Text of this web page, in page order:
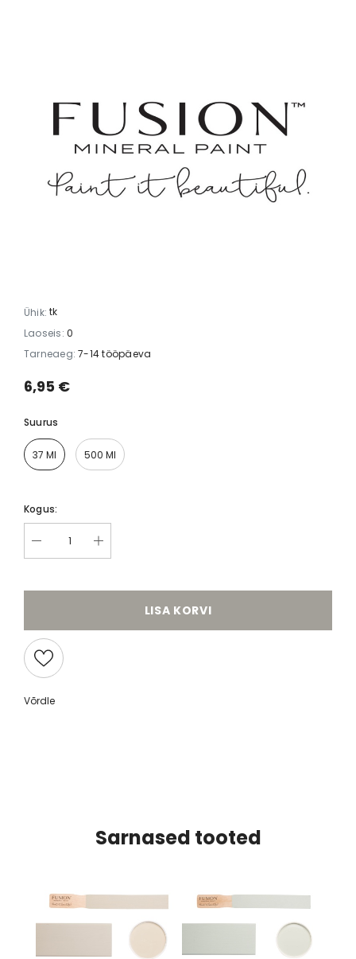
Ühik: tk
Laoseis: 0
Tarneaeg: 7-14 tööpäeva
6,95 €
Suurus
37 Ml 500 Ml
Kogus:
LISA KORVI
Võrdle
Sarnased tooted